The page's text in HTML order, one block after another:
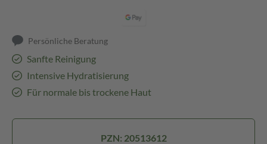
Persönliche Beratung
Sanfte Reinigung
Intensive Hydratisierung
Für normale bis trockene Haut
PZN: 20513612